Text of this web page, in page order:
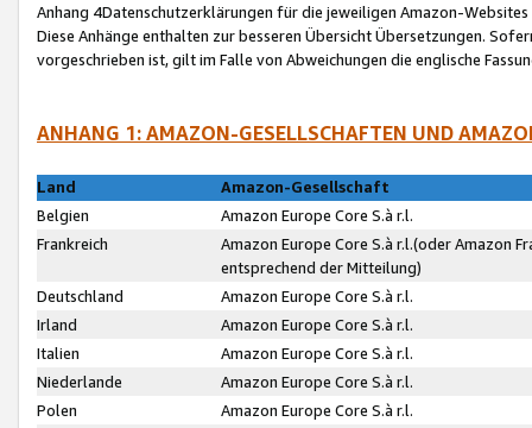
Anhang 4Datenschutzerklärungen für die jeweiligen Amazon-Websites
Diese Anhänge enthalten zur besseren Übersicht Übersetzungen.
vorgeschrieben ist, gilt im Falle von Abweichungen die englische
ANHANG 1: AMAZON-GESELLSCHAFTEN UND
Land
Amazon-Gesellschaft
Belgien
Amazon Europe Core S.à r.l.
Frankreich
Amazon Europe Core S.à r.l.(oder Amazon
entsprechend der Mitteilung)
Deutschland
Amazon Europe Core S.à r.l.
Irland
Amazon Europe Core S.à r.l.
Italien
Amazon Europe Core S.à r.l.
Niederlande
Amazon Europe Core S.à r.l.
Polen
Amazon Europe Core S.à r.l.